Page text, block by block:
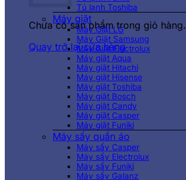
Chưa có sản phẩm trong giỏ hàng.
Quay trở lại cửa hàng
Tủ lạnh Toshiba
Máy giặt
Máy Giặt LG
Máy Giặt Samsung
Máy Giặt Electrolux
Máy giặt Aqua
Máy giặt Hitachi
Máy giặt Hisense
Máy giặt Toshiba
Máy giặt Bosch
Máy giặt Candy
Máy giặt Casper
Máy giặt Funiki
Máy sấy quần áo
Máy sấy Casper
Máy sấy Electrolux
Máy sấy Funiki
Máy sấy Galanz